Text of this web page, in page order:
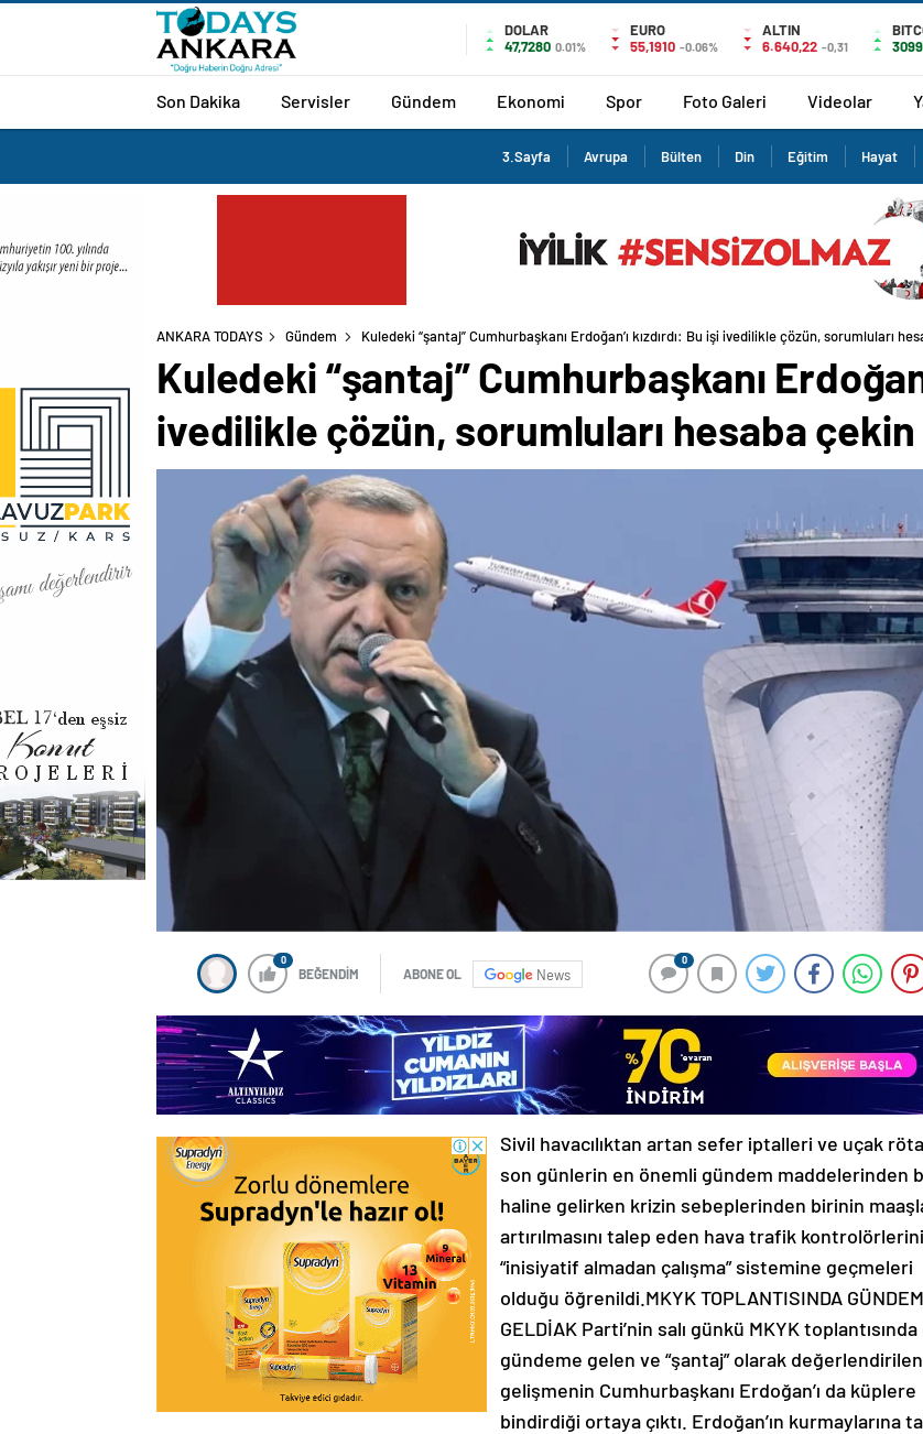
DOLAR
47,7280 0.01%
EURO
55,1910 -0.06%
ALTIN
6.640,22 -0,31
Son Dakika Servisler Gündem Ekonomi Spor Foto Galeri Videolar
3.Sayfa Avrupa Bülten Din Eğitim Hayat
ANKARA TODAYS Gündem Kuledeki “şantaj” Cumhurbaşkanı Erdoğan’ı kızdırdı: Bu işi ivedilikle çözün, sorumluları
Kuledeki “şantaj” Cumhurbaşkanı
ivedilikle çözün, sorumluları hesaba çekin
0
BEĞENDİM ABONE OL News
0
Sivil havacılıktan artan sefer iptalleri ve uçak
son günlerin en önemli gündem maddelerinden
haline gelirken krizin sebeplerinden birinin
artırılmasını talep eden hava trafik
“inisiyatif almadan çalışma” sistemine geçmeleri
olduğu öğrenildi.MKYK TOPLANTISINDA
GELDİAK Parti’nin salı günkü MKYK toplantısında
gündeme gelen ve “şantaj” olarak değerlendirilen
gelişmenin Cumhurbaşkanı Erdoğan’ı da küplere
bindirdiği ortaya çıktı. Erdoğan’ın kurmaylarına